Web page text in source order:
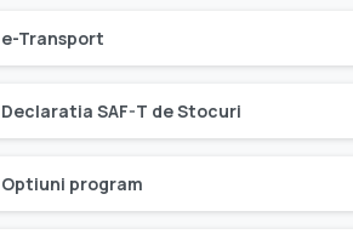
e-Transport
Declaratia SAF-T de Stocuri
Optiuni program